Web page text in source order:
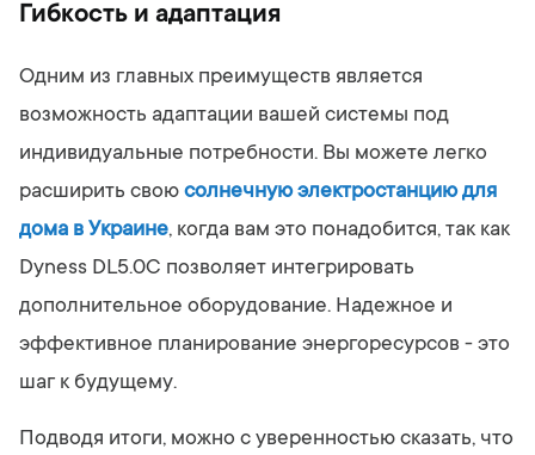
Гибкость и адаптация
Одним из главных преимуществ является
возможность адаптации вашей системы под
индивидуальные потребности. Вы можете легко
расширить свою солнечную электростанцию для
дома в Украине, когда вам это понадобится, так как
Dyness DL5.0C позволяет интегрировать
дополнительное оборудование. Надежное и
эффективное планирование энергоресурсов - это
шаг к будущему.
Подводя итоги, можно с уверенностью сказать, что